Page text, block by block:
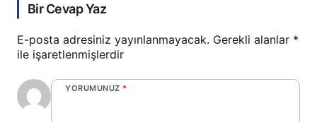
Bir Cevap Yaz
E-posta adresiniz yayınlanmayacak. Gerekli alanlar *
ile işaretlenmişlerdir
YORUMUNUZ *